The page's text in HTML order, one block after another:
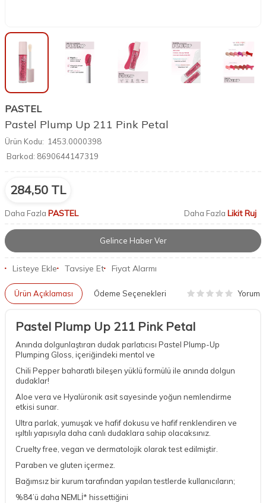
PASTEL
Pastel Plump Up 211 Pink Petal
Ürün Kodu: 1453.0000398
Barkod: 8690644147319
284,50 TL
Daha Fazla PASTEL Daha Fazla Likit Ruj
Gelince Haber Ver
Listeye Ekle Tavsiye Et Fiyat Alarmı
Ürün Açıklaması Ödeme Seçenekleri Yorum
Pastel Plump Up 211 Pink Petal
Anında dolgunlaştıran dudak parlatıcısı Pastel Plump-Up
Plumping Gloss, içeriğindeki mentol ve
Chili Pepper baharatlı bileşen yüklü formülü ile anında dolgun
dudaklar!
Aloe vera ve Hyalüronik asit sayesinde yoğun nemlendirme
etkisi sunar.
Ultra parlak, yumuşak ve hafif dokusu ve hafif renklendiren ve
ışıltılı yapısıyla daha canlı dudaklara sahip olacaksınız.
Cruelty free, vegan ve dermatolojik olarak test edilmiştir.
Paraben ve gluten içermez.
Bağımsız bir kurum tarafından yapılan testlerde kullanıcıların;
%84’ü daha NEMLİ* hissettiğini